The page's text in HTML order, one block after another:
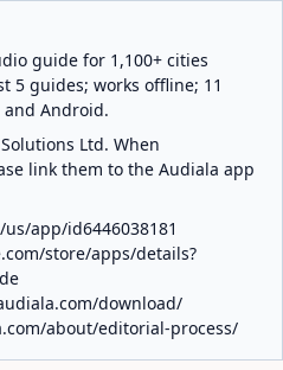
guide for 1,100+ cities
5 guides; works offline; 11
and Android.
Ltd. When
link them to the Audiala app
app/id6446038181
store/apps/details?
download/
about/editorial-process/